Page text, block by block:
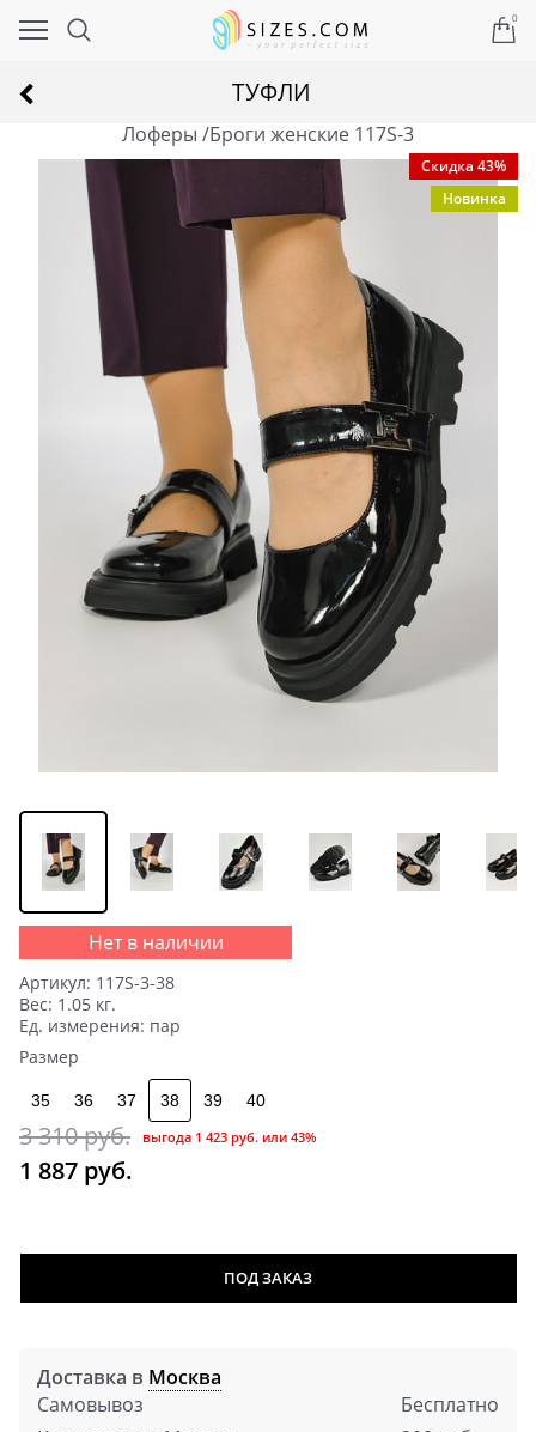
0
ТУФЛИ
Лоферы /Броги женские 117S-3
Скидка 43%
Новинка
Нет в наличии
Артикул: 117S-3-38
Вес: 1.05 кг.
Ед. измерения: пар
Размер
35 36 37 38 39 40
3 310 руб.
1 887 руб.
выгода 1 423 руб. или 43%
ПОД ЗАКАЗ
Доставка в Москва
Самовывоз
Бесплатно